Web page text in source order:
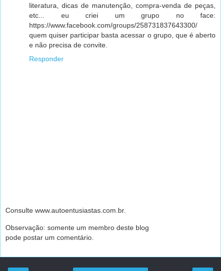
literatura, dicas de manutenção, compra-venda de peças,
etc... eu criei um grupo no face:
https://www.facebook.com/groups/258731837643300/
quem quiser participar basta acessar o grupo, que é aberto
e não precisa de convite.
Responder
Consulte www.autoentusiastas.com.br.
Observação: somente um membro deste blog
pode postar um comentário.